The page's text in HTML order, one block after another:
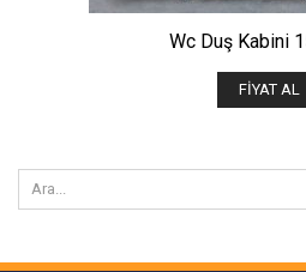
Wc Duş Kabini
FIYAT AL